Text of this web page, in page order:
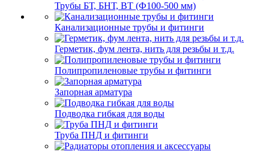
Трубы БТ, БНТ, ВТ (Ф100-500 мм)
Канализационные трубы и фитинги
Герметик, фум лента, нить для резьбы и т.д.
Полипропиленовые трубы и фитинги
Запорная арматура
Подводка гибкая для воды
Труба ПНД и фитинги